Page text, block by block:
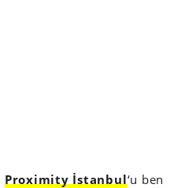
Proximity İstanbul‘u ben